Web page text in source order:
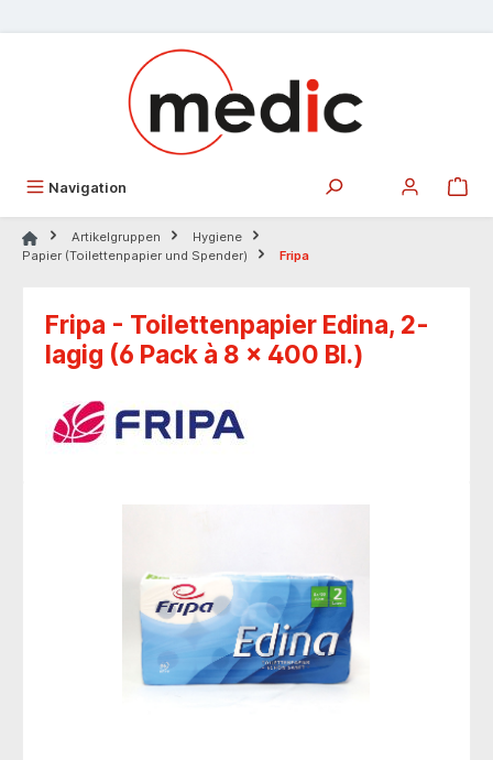
Navigation
Artikelgruppen
Hygiene
Papier (Toilettenpapier und Spender)
Fripa
Fripa - Toilettenpapier Edina, 2-
lagig (6 Pack à 8 x 400 Bl.)